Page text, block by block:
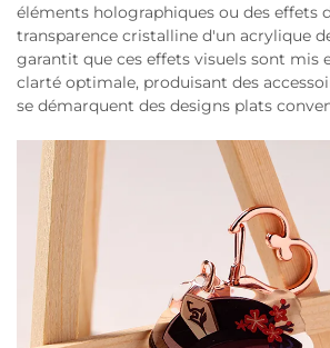
éléments holographiques ou des effets
transparence cristalline d'un acrylique
garantit que ces effets visuels sont mis
clarté optimale, produisant des
se démarquent des designs plats